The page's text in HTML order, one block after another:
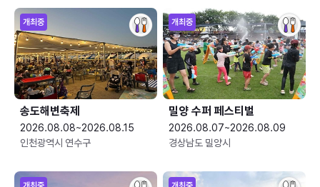
개최중
송도해변축제
2026.08.08~2026.08.15
인천광역시 연수구
개최중
밀양 수퍼 페스티벌
2026.08.07~2026.08.09
경상남도 밀양시